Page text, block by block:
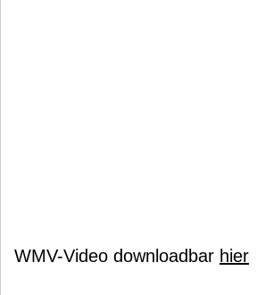
WMV-Video downloadbar hier